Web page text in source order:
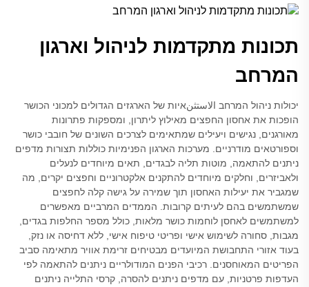
תכונות מתקדמות לניהול וארגון
המרחב
יכולות ניהול המרחב الاستثنאיות של הארגזים הגדולים למכוני הכושר
הופכות את אחסון החפצים מאילוץ ליתרון, ומספקות פתרונות
מאורגנים, נגישים ויעילים שמתאימים לצרכים השונים של חובבי כושר
וספורטאים מודרניים. מערכות הארגון הפנימיות כוללות תצורות מדפים
ניתנים להתאמה, מוטות תליה לבגדים, תאים מיוחדים לנעלים
ולאביזרים, וחלקים מיוחדים להתקנים אלקטרוניים וחפצים יקרים, מה
שמגביר את יעילות האחסון תוך שמירה על גישה קלה לחפצים
שמשתמשים בהם לעיתים קרובות. הממדים המרביים מאפשרים
למשתמשים לאחסן לוחמות כושר מלאות, כולל מספר החלפות בגדים,
מגבות, סחורה לשימוש אישי ופריטי טיפוח אישי, ללא דחיסה או נזק,
בעוד אזורי התחבושת המיועדים מבטיחים זרימת אוויר מתאימה סביב
הפריטים המאוחסנים. רכיבי הפנים המודולריים ניתנים להתאמה לפי
העדפות פרטניות, עם מדפים ניתנים להסרה, קרסי התלייה ניתנים